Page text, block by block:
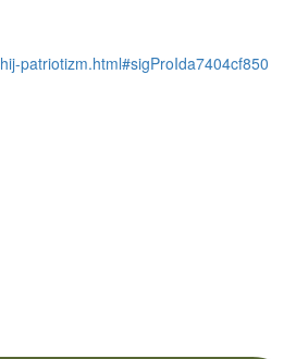
patriotizm.html#sigProIda7404cf850